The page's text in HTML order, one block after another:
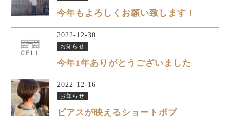
今年もよろしくお願い致します！
2022-12-30
お知らせ
今年1年ありがとうございました
2022-12-16
お知らせ
ピアスが映えるショートボブ